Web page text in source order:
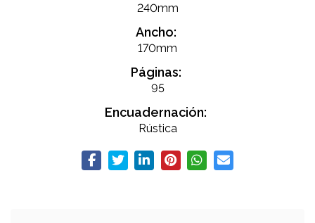
240mm
Ancho:
170mm
Páginas:
95
Encuadernación:
Rústica